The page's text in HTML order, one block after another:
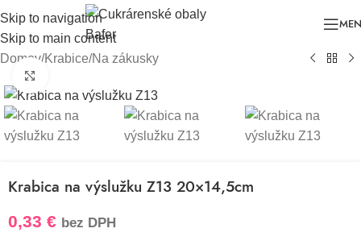
Skip to navigation
Skip to main content
Domov/Krabice/Na zákusky
Krabica na výslužku Z13 20×14,5cm
0,33 € bez DPH